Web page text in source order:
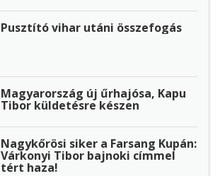
Pusztító vihar utáni összefogás
Magyarország új űrhajósa, Kapu
Tibor küldetésre készen
Nagykőrösi siker a Farsang Kupán:
Várkonyi Tibor bajnoki címmel
tért haza!